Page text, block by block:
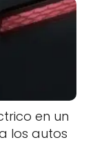
en un
los autos